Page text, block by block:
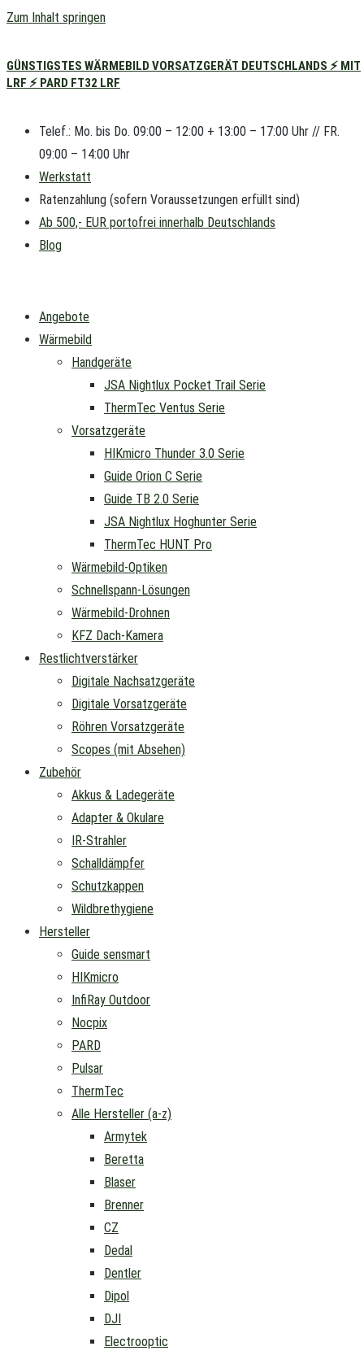
Zum Inhalt springen
GÜNSTIGSTES WÄRMEBILD VORSATZGERÄT DEUTSCHLANDS ⚡ MIT
LRF ⚡ PARD FT32 LRF
Telef.: Mo. bis Do. 09:00 – 12:00 + 13:00 – 17:00 Uhr // FR.
09:00 – 14:00 Uhr
Werkstatt
Ratenzahlung (sofern Voraussetzungen erfüllt sind)
Ab 500,- EUR portofrei innerhalb Deutschlands
Blog
Angebote
Wärmebild
Handgeräte
JSA Nightlux Pocket Trail Serie
ThermTec Ventus Serie
Vorsatzgeräte
HIKmicro Thunder 3.0 Serie
Guide Orion C Serie
Guide TB 2.0 Serie
JSA Nightlux Hoghunter Serie
ThermTec HUNT Pro
Wärmebild-Optiken
Schnellspann-Lösungen
Wärmebild-Drohnen
KFZ Dach-Kamera
Restlichtverstärker
Digitale Nachsatzgeräte
Digitale Vorsatzgeräte
Röhren Vorsatzgeräte
Scopes (mit Absehen)
Zubehör
Akkus & Ladegeräte
Adapter & Okulare
IR-Strahler
Schalldämpfer
Schutzkappen
Wildbrethygiene
Hersteller
Guide sensmart
HIKmicro
InfiRay Outdoor
Nocpix
PARD
Pulsar
ThermTec
Alle Hersteller (a-z)
Armytek
Beretta
Blaser
Brenner
CZ
Dedal
Dentler
Dipol
DJI
Electrooptic